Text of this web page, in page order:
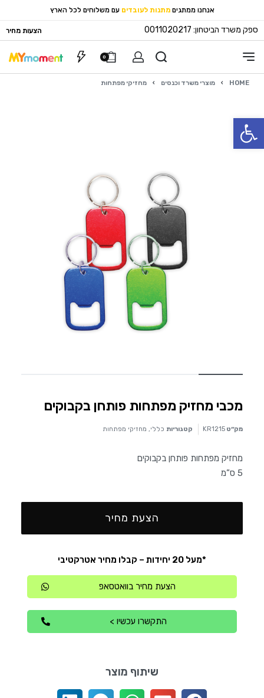
פתח סרגל נגישות
אנחנו ממתגים מתנות לעובדים עם משלוחים לכל הארץ
ספק משרד הביטחון: 0011020217 הצעות מחיר
0
HOME
› מוצרי משרד וכנסים › מחזיקי מפתחות
מכבי מחזיק מפתחות פותחן בקבוקים
מק״ט KR1215 קטגוריות כללי, מחזיקי מפתחות
מחזיק מפתחות פותחן בקבוקים
5 ס”מ
הצעת מחיר
*מעל 20 יחידות – קבלו מחיר אטרקטיבי
הצעת מחיר בוואטסאפ
התקשרו עכשיו >
שיתוף מוצר